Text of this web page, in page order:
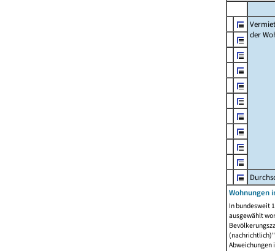
der
Wohnungen
In bundesweit
ausgewählt
Abweichungen